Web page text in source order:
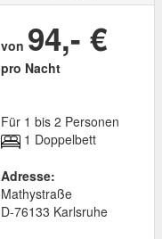
von 94,- €
pro Nacht
Für 1 bis 2 Personen
1 Doppelbett
Adresse:
Mathystraße
D-76133 Karlsruhe